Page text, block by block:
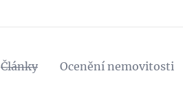
Články Ocenění nemovitosti